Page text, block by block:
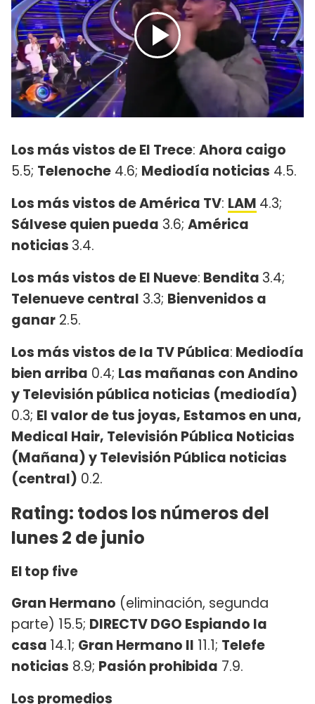
Los más vistos de El Trece: Ahora caigo
5.5; Telenoche 4.6; Mediodía noticias 4.5.
Los más vistos de América TV: LAM 4.3;
Sálvese quien pueda 3.6; América
noticias 3.4.
Los más vistos de El Nueve: Bendita 3.4;
Telenueve central 3.3; Bienvenidos a
ganar 2.5.
Los más vistos de la TV Pública: Mediodía
bien arriba 0.4; Las mañanas con Andino
y Televisión pública noticias (mediodía)
0.3; El valor de tus joyas, Estamos en una,
Medical Hair, Televisión Pública Noticias
(Mañana) y Televisión Pública noticias
(central) 0.2.
Rating: todos los números del
lunes 2 de junio
El top five
Gran Hermano (eliminación, segunda
parte) 15.5; DIRECTV DGO Espiando la
casa 14.1; Gran Hermano II 11.1; Telefe
noticias 8.9; Pasión prohibida 7.9.
Los promedios